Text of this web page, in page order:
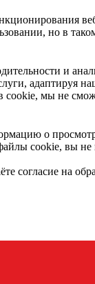
но в
и
cookie, мы не
о
cookie, вы не
согласие на